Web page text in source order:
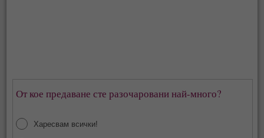
От кое предаване сте разочаровани най-много?
Харесвам всички!